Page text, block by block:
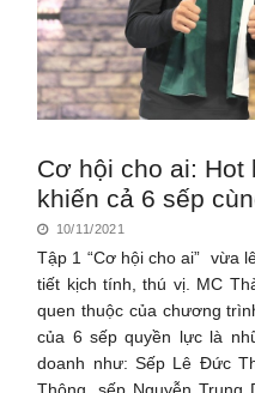
Cơ hội cho ai: Hot
khiến cả 6 sếp
10/11/2021
Tập 1 “Cơ hội cho ai” vừa
tiết kịch tính, thú vị. MC
quen thuộc của chương
của 6 sếp quyền lực là
doanh như: Sếp Lê Đức
Thông, sếp Nguyễn Trung